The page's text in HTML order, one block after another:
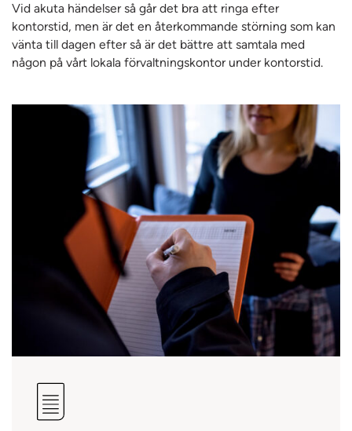
Vid akuta händelser så går det bra att ringa efter
kontorstid, men är det en återkommande störning som kan
vänta till dagen efter så är det bättre att samtala med
någon på vårt lokala förvaltningskontor under kontorstid.